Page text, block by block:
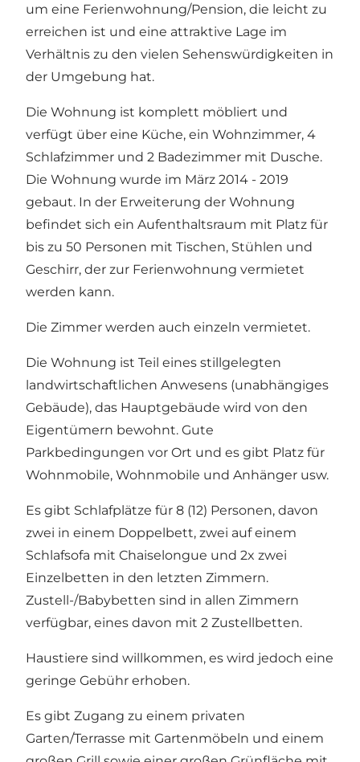
um eine Ferienwohnung/Pension, die leicht zu
erreichen ist und eine attraktive Lage im
Verhältnis zu den vielen Sehenswürdigkeiten in
der Umgebung hat.
Die Wohnung ist komplett möbliert und
verfügt über eine Küche, ein Wohnzimmer, 4
Schlafzimmer und 2 Badezimmer mit Dusche.
Die Wohnung wurde im März 2014 - 2019
gebaut. In der Erweiterung der Wohnung
befindet sich ein Aufenthaltsraum mit Platz für
bis zu 50 Personen mit Tischen, Stühlen und
Geschirr, der zur Ferienwohnung vermietet
werden kann.
Die Zimmer werden auch einzeln vermietet.
Die Wohnung ist Teil eines stillgelegten
landwirtschaftlichen Anwesens (unabhängiges
Gebäude), das Hauptgebäude wird von den
Eigentümern bewohnt. Gute
Parkbedingungen vor Ort und es gibt Platz für
Wohnmobile, Wohnmobile und Anhänger usw.
Es gibt Schlafplätze für 8 (12) Personen, davon
zwei in einem Doppelbett, zwei auf einem
Schlafsofa mit Chaiselongue und 2x zwei
Einzelbetten in den letzten Zimmern.
Zustell-/Babybetten sind in allen Zimmern
verfügbar, eines davon mit 2 Zustellbetten.
Haustiere sind willkommen, es wird jedoch eine
geringe Gebühr erhoben.
Es gibt Zugang zu einem privaten
Garten/Terrasse mit Gartenmöbeln und einem